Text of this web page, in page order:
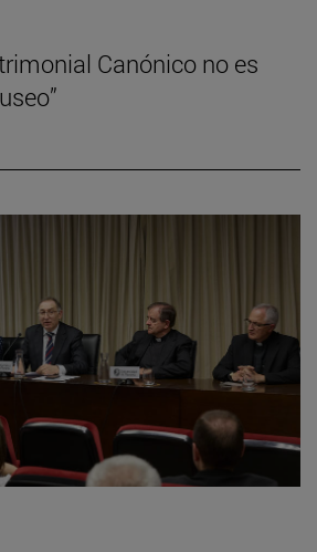
Canónico no es